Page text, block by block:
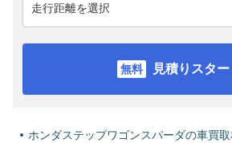
見積りスター
ホンダステップワゴンスパーダの車買